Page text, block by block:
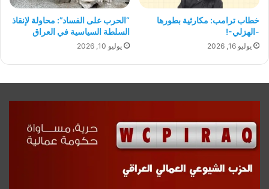
خطاب ترامب: مكارثية بطورها
-الهزلي-!
يوليو 16, 2026
“الحرب على الفساد”: محاولة لإنقاذ
السلطة السياسية في العراق
يوليو 10, 2026